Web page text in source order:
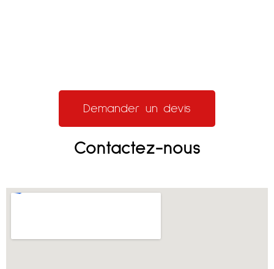
Demander un devis
Contactez-nous